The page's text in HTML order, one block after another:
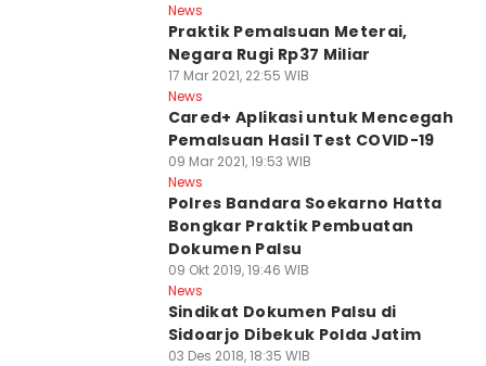
News
Praktik Pemalsuan Meterai,
Negara Rugi Rp37 Miliar
17 Mar 2021, 22:55 WIB
News
Cared+ Aplikasi untuk Mencegah
Pemalsuan Hasil Test COVID-19
09 Mar 2021, 19:53 WIB
News
Polres Bandara Soekarno Hatta
Bongkar Praktik Pembuatan
Dokumen Palsu
09 Okt 2019, 19:46 WIB
News
Sindikat Dokumen Palsu di
Sidoarjo Dibekuk Polda Jatim
03 Des 2018, 18:35 WIB